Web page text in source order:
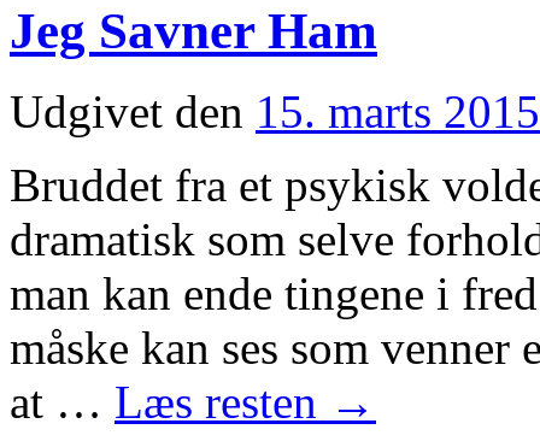
Jeg Savner Ham
Udgivet den 15. marts 2015
Bruddet fra et psykisk
dramatisk som selve
man kan ende tingene i
måske kan ses som venner
at … Læs resten →